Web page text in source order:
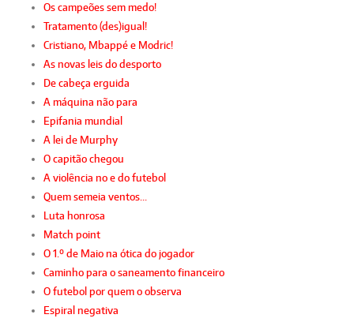
Os campeões sem medo!
Tratamento (des)igual!
Cristiano, Mbappé e Modric!
As novas leis do desporto
De cabeça erguida
A máquina não para
Epifania mundial
A lei de Murphy
O capitão chegou
A violência no e do futebol
Quem semeia ventos…
Luta honrosa
Match point
O 1.º de Maio na ótica do jogador
Caminho para o saneamento financeiro
O futebol por quem o observa
Espiral negativa